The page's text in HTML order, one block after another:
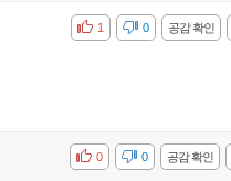
공감 확인
비공감 0
1
공감 확인
비공감 0
0